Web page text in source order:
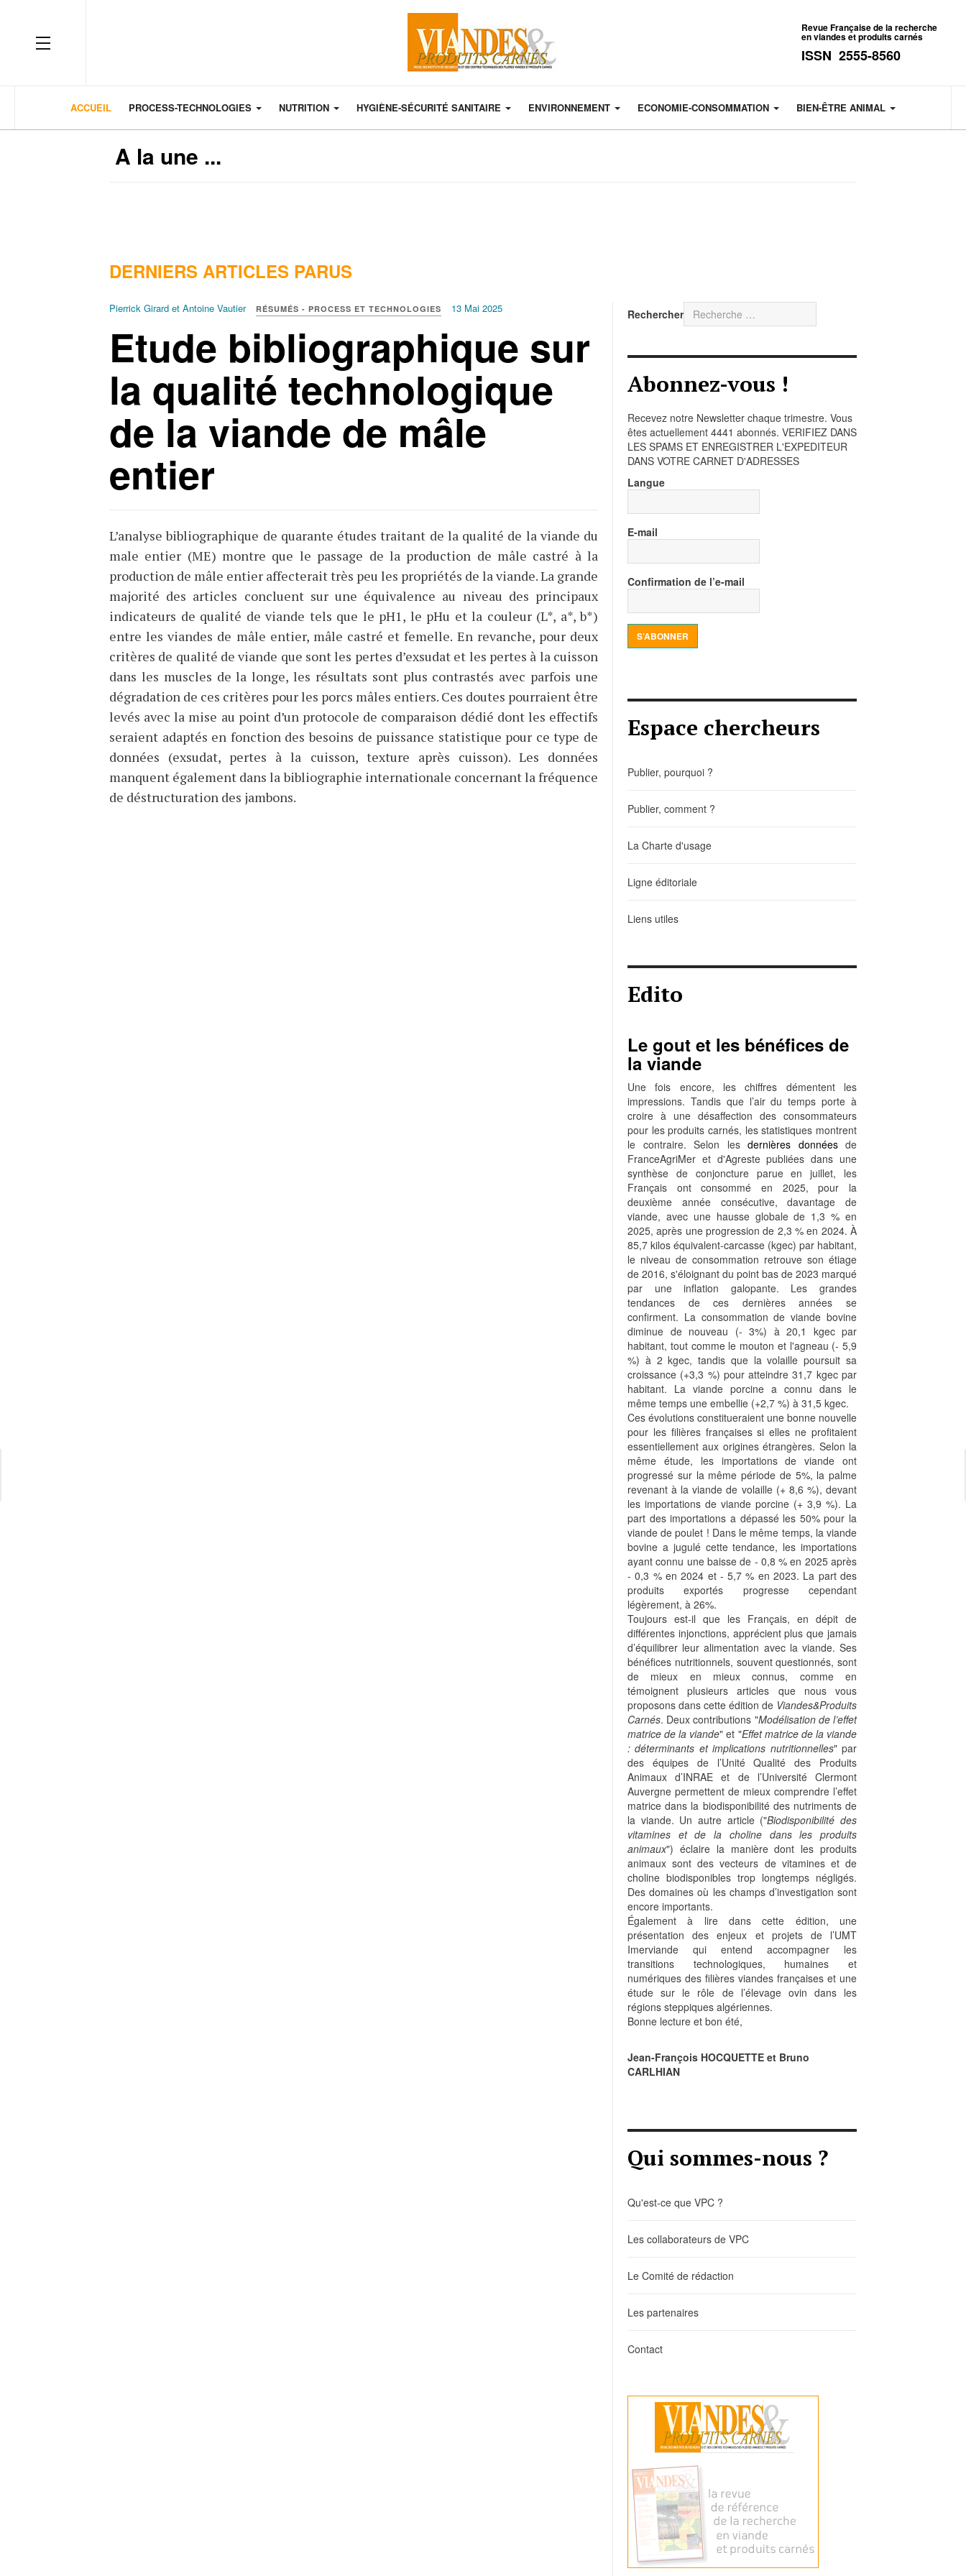
OFF CANVAS
Revue Française de la recherche
en viandes et produits carnés
ISSN 2555-8560
ACCUEIL PROCESS-TECHNOLOGIES NUTRITION HYGIÈNE-SÉCURITÉ SANITAIRE ENVIRONNEMENT ECONOMIE-CONSOMMATION BIEN-ÊTRE ANIMAL
A la une ...
DERNIERS ARTICLES PARUS
Pierrick Girard et Antoine Vautier RÉSUMÉS - PROCESS ET TECHNOLOGIES 13 Mai 2025
Etude bibliographique sur
la qualité technologique
de la viande de mâle
entier
L’analyse bibliographique de quarante études traitant de la qualité de la viande du
male entier (ME) montre que le passage de la production de mâle castré à la
production de mâle entier affecterait très peu les propriétés de la viande. La grande
majorité des articles concluent sur une équivalence au niveau des principaux
indicateurs de qualité de viande tels que le pH1, le pHu et la couleur (L*, a*, b*)
entre les viandes de mâle entier, mâle castré et femelle. En revanche, pour deux
critères de qualité de viande que sont les pertes d’exsudat et les pertes à la cuisson
dans les muscles de la longe, les résultats sont plus contrastés avec parfois une
dégradation de ces critères pour les porcs mâles entiers. Ces doutes pourraient être
levés avec la mise au point d’un protocole de comparaison dédié dont les effectifs
seraient adaptés en fonction des besoins de puissance statistique pour ce type de
données (exsudat, pertes à la cuisson, texture après cuisson). Les données
manquent également dans la bibliographie internationale concernant la fréquence
de déstructuration des jambons.
Rechercher
Abonnez-vous !
Recevez notre Newsletter chaque trimestre. Vous
êtes actuellement 4441 abonnés. VERIFIEZ DANS
LES SPAMS ET ENREGISTRER L'EXPEDITEUR
DANS VOTRE CARNET D'ADRESSES
Langue
E-mail
Confirmation de l’e-mail
S’ABONNER
Espace chercheurs
Publier, pourquoi ?
Publier, comment ?
La Charte d'usage
Ligne éditoriale
Liens utiles
Edito
Le gout et les bénéfices de
la viande
Une fois encore, les chiffres démentent les
impressions. Tandis que l’air du temps porte à
croire à une désaffection des consommateurs
pour les produits carnés, les statistiques montrent
le contraire. Selon les dernières donnéesde
FranceAgriMer et d'Agreste publiées dans une
synthèse de conjoncture parue en juillet, les
Français ont consommé en 2025, pour la
deuxième année consécutive, davantage de
viande, avec une hausse globale de 1,3 % en
2025, après une progression de 2,3 % en 2024. À
85,7 kilos équivalent-carcasse (kgec) par habitant,
le niveau de consommation retrouve son étiage
de 2016, s'éloignant du point bas de 2023 marqué
par une inflation galopante. Les grandes
tendances de ces dernières années se
confirment. La consommation de viande bovine
diminue de nouveau (- 3%) à 20,1 kgec par
habitant, tout comme le mouton et l'agneau (- 5,9
%) à 2 kgec, tandis que la volaille poursuit sa
croissance (+3,3 %) pour atteindre 31,7 kgec par
habitant. La viande porcine a connu dans le
même temps une embellie (+2,7 %) à 31,5 kgec.
Ces évolutions constitueraient une bonne nouvelle
pour les filières françaises si elles ne profitaient
essentiellement aux origines étrangères. Selon la
même étude, les importations de viande ont
progressé sur la même période de 5%, la palme
revenant à la viande de volaille (+ 8,6 %), devant
les importations de viande porcine (+ 3,9 %). La
part des importations a dépassé les 50% pour la
viande de poulet ! Dans le même temps, la viande
bovine a jugulé cette tendance, les importations
ayant connu une baisse de - 0,8 % en 2025 après
- 0,3 % en 2024 et - 5,7 % en 2023. La part des
produits exportés progresse cependant
légèrement, à 26%.
Toujours est-il que les Français, en dépit de
différentes injonctions, apprécient plus que jamais
d’équilibrer leur alimentation avec la viande. Ses
bénéfices nutritionnels, souvent questionnés, sont
de mieux en mieux connus, comme en
témoignent plusieurs articles que nous vous
proposons dans cette édition de Viandes&Produits
Carnés. Deux contributions "Modélisation de l’effet
matrice de la viande" et "Effet matrice de la viande
: déterminants et implications nutritionnelles" par
des équipes de l’Unité Qualité des Produits
Animaux d’INRAE et de l’Université Clermont
Auvergne permettent de mieux comprendre l’effet
matrice dans la biodisponibilité des nutriments de
la viande. Un autre article ("Biodisponibilité des
vitamines et de la choline dans les produits
animaux") éclaire la manière dont les produits
animaux sont des vecteurs de vitamines et de
choline biodisponibles trop longtemps négligés.
Des domaines où les champs d’investigation sont
encore importants.
Également à lire dans cette édition, une
présentation des enjeux et projets de l’UMT
Imerviande qui entend accompagner les
transitions technologiques, humaines et
numériques des filières viandes françaises et une
étude sur le rôle de l’élevage ovin dans les
régions steppiques algériennes.
Bonne lecture et bon été,
Jean-François HOCQUETTE et Bruno
CARLHIAN
Qui sommes-nous ?
Qu'est-ce que VPC ?
Les collaborateurs de VPC
Le Comité de rédaction
Les partenaires
Contact